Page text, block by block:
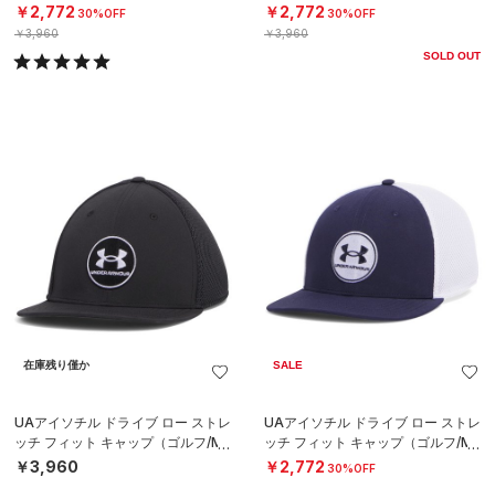
ル/MEN）
￥2,772 30%OFF
￥3,960
ル/MEN）
￥2,772 30%OFF
￥3,960
SOLD OUT
在庫残り僅か
UAアイソチル ドライブ ロー ストレ
ッチ フィット キャップ（ゴルフ/ME
N）
￥3,960
SALE
UAアイソチル ドライブ ロー ストレ
ッチ フィット キャップ（ゴルフ/ME
N）
￥2,772 30%OFF